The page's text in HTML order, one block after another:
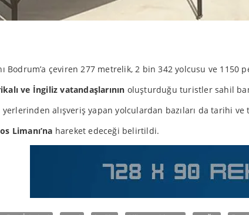
Bodrum’a çeviren 277 metrelik, 2 bin 342 yolcusu ve 1150
ve İngiliz vatandaşlarının oluşturduğu turistler sahil
yerlerinden alışveriş yapan yolculardan bazıları da tarihi
Limanı’na hareket edeceği belirtildi.